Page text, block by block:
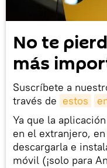
No te
más
Suscríbete a
través de estos
Ya que la
en el extranjero, en
descargarla e
móvil (¡solo para